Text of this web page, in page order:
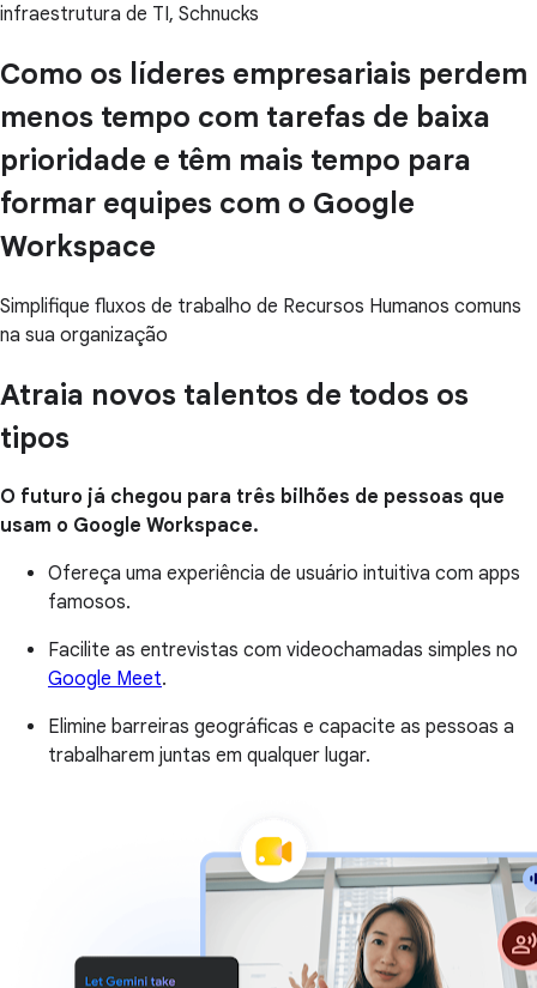
infraestrutura de TI, Schnucks
Como os líderes empresariais perdem
menos tempo com tarefas de baixa
prioridade e têm mais tempo para
formar equipes com o Google
Workspace
Simplifique fluxos de trabalho de Recursos Humanos comuns
na sua organização
Atraia novos talentos de todos os
tipos
O futuro já chegou para três bilhões de pessoas que
usam o Google Workspace.
Ofereça uma experiência de usuário intuitiva com apps
famosos.
Facilite as entrevistas com videochamadas simples no
Google Meet.
Elimine barreiras geográficas e capacite as pessoas a
trabalharem juntas em qualquer lugar.